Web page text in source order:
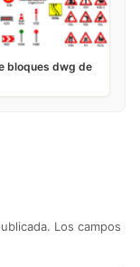
bloques dwg de
Los campos